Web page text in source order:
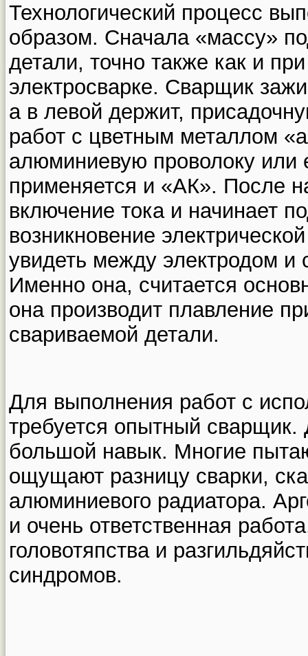
Технологический процесс
образом. Сначала «массу»
детали, точно также как и
электросварке. Сварщик
а в левой держит,
работ с цветным металлом
алюминиевую проволоку или
применяется и «АК». После
включение тока и начинает
возникновение
увидеть между электродом и
Именно она, считается
она производит плавление
свариваемой детали.
Для выполнения работ с
требуется опытный сварщик.
большой навык. Многие
ощущают разницу сварки,
алюминиевого радиатора.
и очень ответственная
головотяпства и
синдромов.